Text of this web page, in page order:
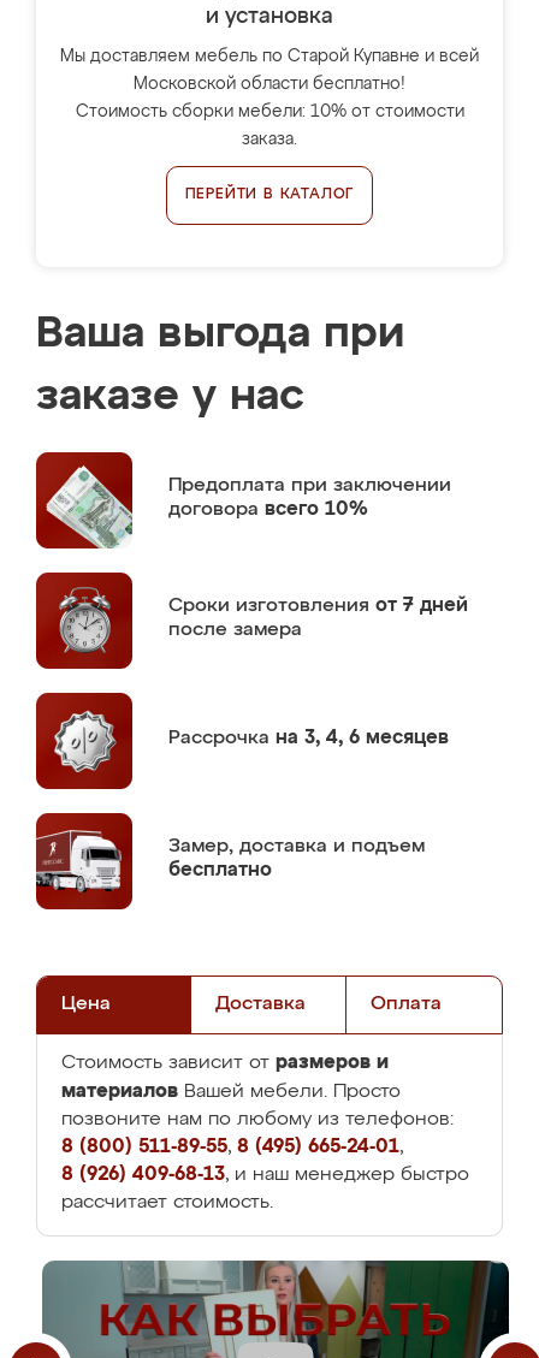
и установка
Мы доставляем мебель по Старой Купавне и всей
Московской области бесплатно!
Стоимость сборки мебели: 10% от стоимости
заказа.
ПЕРЕЙТИ В КАТАЛОГ
Ваша выгода при
заказе у нас
Предоплата при заключении
договора всего 10%
Сроки изготовления от 7 дней
после замера
Рассрочка на 3, 4, 6 месяцев
Замер, доставка и подъем
бесплатно
Цена Доставка Оплата
Стоимость зависит от размеров и
материалов Вашей мебели. Просто
позвоните нам по любому из телефонов:
8 (800) 511-89-55, 8 (495) 665-24-01,
8 (926) 409-68-13, и наш менеджер быстро
рассчитает стоимость.